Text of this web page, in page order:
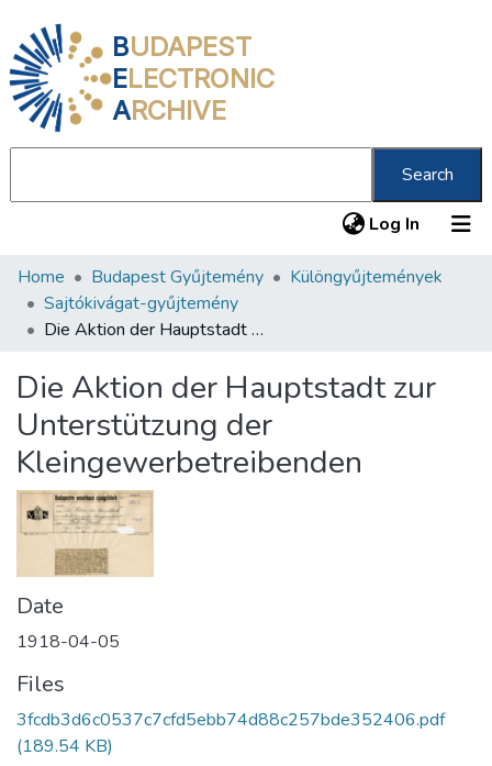
BUDAPEST
ELECTRONIC
ARCHIVE
Search
Log In (current)
Communities & Collections
All of DSpace
About us
Home Budapest Gyűjtemény
Különgyűjtemények
Sajtókivágat-gyűjtemény
Die Aktion der Hauptstadt zur Unterstützung der Kleingewerbetreibenden
Die Aktion der Hauptstadt zur
Unterstützung der
Kleingewerbetreibenden
Date
1918-04-05
Files
3fcdb3d6c0537c7cfd5ebb74d88c257bde352406.pdf
(189.54 KB)